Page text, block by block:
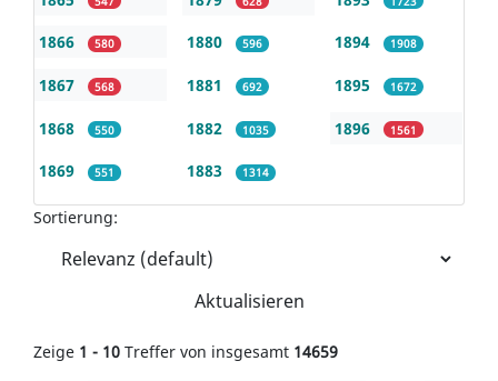
1866 580
1867 568
1868 550
1869 551
1880 596
1881 692
1882 1035
1883 1314
1894 1908
1895 1672
1896 1561
Sortierung:
Aktualisieren
Zeige 1 - 10 Treffer von insgesamt 14659